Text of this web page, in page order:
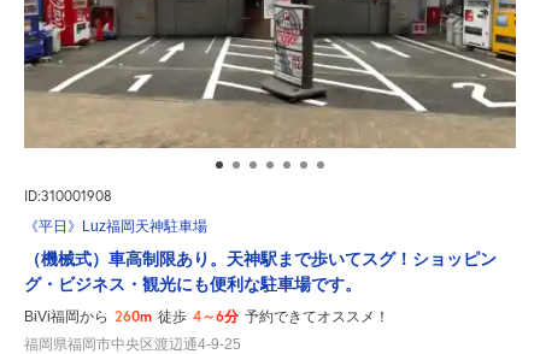
ID:310001908
《平日》Luz福岡天神駐車場
（機械式）車高制限あり。天神駅まで歩いてスグ！ショッピン
グ・ビジネス・観光にも便利な駐車場です。
BiVi福岡から 260m 徒歩 4～6分 予約できてオススメ！
福岡県福岡市中央区渡辺通4-9-25